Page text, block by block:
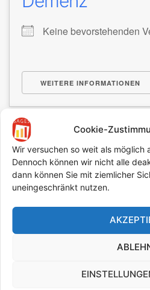
Cookie-
Wir versuchen so weit als möglich
Dennoch können wir nicht alle
dann können Sie mit ziemlicher
uneingeschränkt nutzen.
Keine bevorstehenden
WEITERE INFORMATIONEN
Demokratie
Keine bevorstehenden